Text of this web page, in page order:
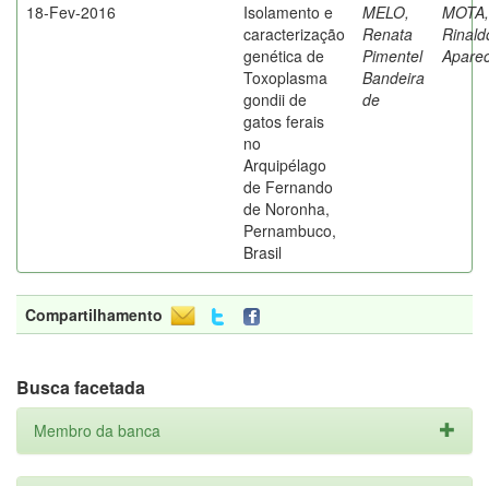
18-Fev-2016
Isolamento e
caracterização
genética de
Toxoplasma
gondii de
gatos ferais
no
Arquipélago
de Fernando
de Noronha,
Pernambuco,
Brasil
MELO,
Renata
Pimentel
Bandeira
de
MOTA,
Compartilhamento
Busca facetada
Membro da banca